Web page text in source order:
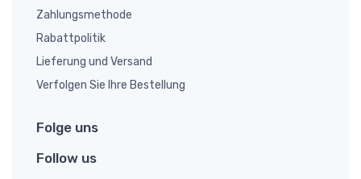
Zahlungsmethode
Rabattpolitik
Lieferung und Versand
Verfolgen Sie Ihre Bestellung
Folge uns
Follow us